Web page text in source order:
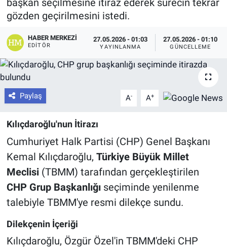
başkan seçilmesine itiraz ederek sürecin tekrar
gözden geçirilmesini istedi.
HABER MERKEZI
EDITÖR
27.05.2026 - 01:03
YAYINLANMA
27.05.2026 - 01:10
GÜNCELLEME
Paylaş A- A+
Kılıçdaroğlu'nun İtirazı
Cumhuriyet Halk Partisi (CHP) Genel Başkanı
Kemal Kılıçdaroğlu, Türkiye Büyük Millet
Meclisi(TBMM) tarafından gerçekleştirilen
CHP Grup Başkanlığıseçiminde yenilenme
talebiyle TBMM'ye resmi dilekçe sundu.
Dilekçenin İçeriği
Kılıçdaroğlu, Özgür Özel'in TBMM'deki CHP